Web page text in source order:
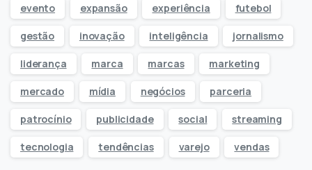
evento expansão experiência futebol
gestão inovação inteligência jornalismo
liderança marca marcas marketing
mercado mídia negócios parceria
patrocínio publicidade social streaming
tecnologia tendências varejo vendas